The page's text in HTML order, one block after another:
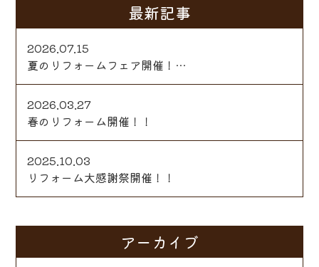
最新記事
2026.07.15
夏のリフォームフェア開催！…
2026.03.27
春のリフォーム開催！！
2025.10.03
リフォーム大感謝祭開催！！
アーカイブ